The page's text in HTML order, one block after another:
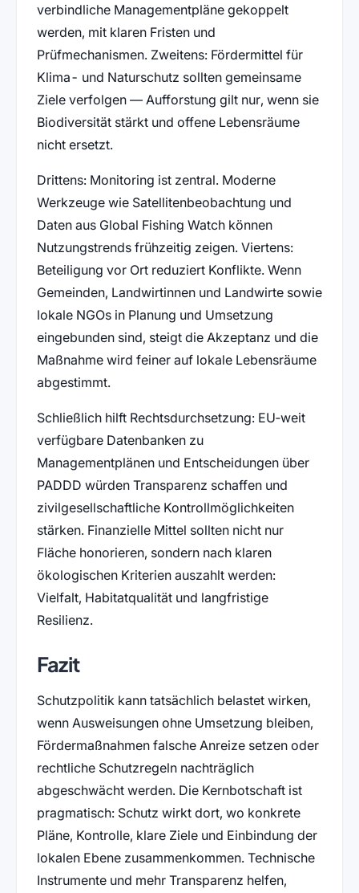
verbindliche Managementpläne gekoppelt
werden, mit klaren Fristen und
Prüfmechanismen. Zweitens: Fördermittel für
Klima- und Naturschutz sollten gemeinsame
Ziele verfolgen — Aufforstung gilt nur, wenn sie
Biodiversität stärkt und offene Lebensräume
nicht ersetzt.
Drittens: Monitoring ist zentral. Moderne
Werkzeuge wie Satellitenbeobachtung und
Daten aus Global Fishing Watch können
Nutzungstrends frühzeitig zeigen. Viertens:
Beteiligung vor Ort reduziert Konflikte. Wenn
Gemeinden, Landwirtinnen und Landwirte sowie
lokale NGOs in Planung und Umsetzung
eingebunden sind, steigt die Akzeptanz und die
Maßnahme wird feiner auf lokale Lebensräume
abgestimmt.
Schließlich hilft Rechtsdurchsetzung: EU‑weit
verfügbare Datenbanken zu
Managementplänen und Entscheidungen über
PADDD würden Transparenz schaffen und
zivilgesellschaftliche Kontrollmöglichkeiten
stärken. Finanzielle Mittel sollten nicht nur
Fläche honorieren, sondern nach klaren
ökologischen Kriterien auszahlt werden:
Vielfalt, Habitatqualität und langfristige
Resilienz.
Fazit
Schutzpolitik kann tatsächlich belastet wirken,
wenn Ausweisungen ohne Umsetzung bleiben,
Fördermaßnahmen falsche Anreize setzen oder
rechtliche Schutzregeln nachträglich
abgeschwächt werden. Die Kernbotschaft ist
pragmatisch: Schutz wirkt dort, wo konkrete
Pläne, Kontrolle, klare Ziele und Einbindung der
lokalen Ebene zusammenkommen. Technische
Instrumente und mehr Transparenz helfen,